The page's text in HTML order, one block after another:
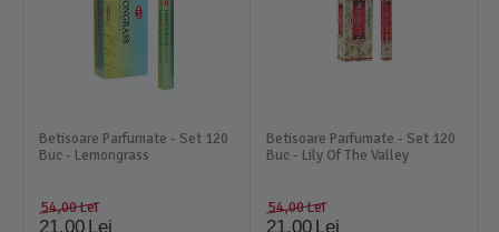
Betisoare Parfumate - Set 120
Buc - Lemongrass
54,00Lei
21,00 Lei
Betisoare Parfumate - Set 120
Buc - Lily Of The Valley
54,00Lei
21,00 Lei